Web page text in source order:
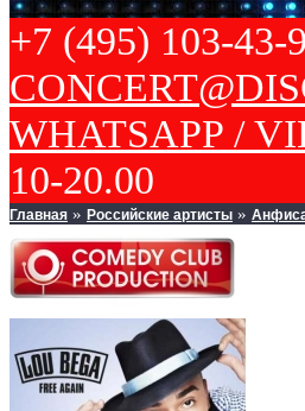
+7 (495) 103-43-
WHATSAPP /
10-20.00
Главная » Российские артисты »